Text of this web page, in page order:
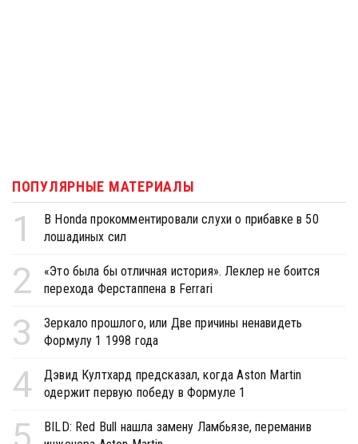
ПОПУЛЯРНЫЕ МАТЕРИАЛЫ
1
В Honda прокомментировали слухи о прибавке в 50
лошадиных сил
2
«Это была бы отличная история». Леклер не боится
перехода Ферстаппена в Ferrari
3
Зеркало прошлого, или Две причины ненавидеть
Формулу 1 1998 года
4
Дэвид Култхард предсказал, когда Aston Martin
одержит первую победу в Формуле 1
BILD: Red Bull нашла замену Ламбьязе, переманив